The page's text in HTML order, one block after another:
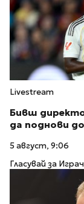
Livestream
Бивш
да поднови
5 август, 9:06
Гласувай за